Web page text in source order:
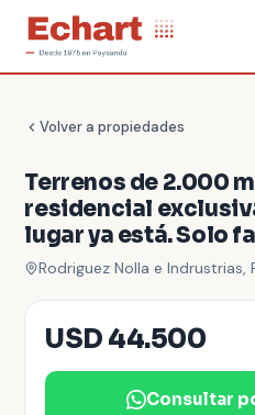
Volver a propiedades
Terrenos de 2.000
residencial
lugar ya está. Solo
Rodriguez Nolla e Indrustrias,
USD 44.500
Consultar